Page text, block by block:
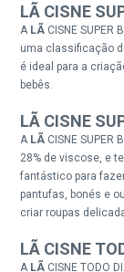
LÃ CISNE
A LÃ CISNE
uma classificação
é ideal para a
bebês.
LÃ CISNE
A LÃ CISNE SUPER
28% de viscose, e
fantástico para
pantufas, bonés e
criar roupas
LÃ CISNE
A LÃ CISNE TODO